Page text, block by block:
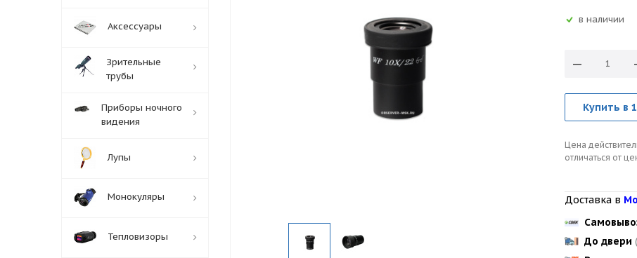
в наличии
Купить в
Цена
отличаться от
Доставка в
До двери
Аксессуары
Зрительные
трубы
Приборы ночного
видения
Лупы
Монокуляры
Тепловизоры